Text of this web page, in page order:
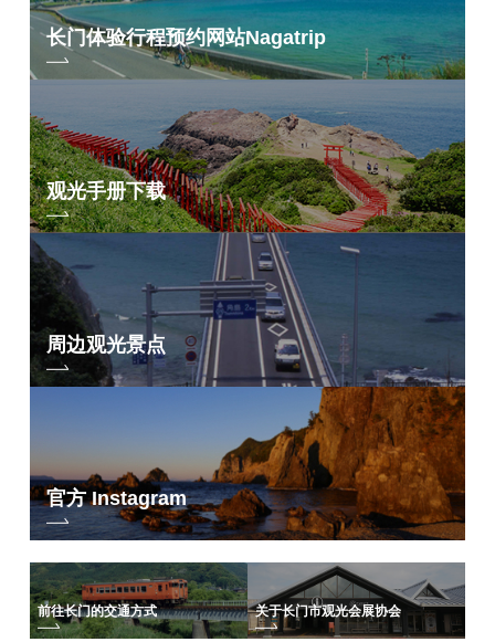
长门体验行程预约网站Nagatrip
观光手册下载
周边观光景点
官方 Instagram
前往长门的交通方式 关于长门市观光会展协会